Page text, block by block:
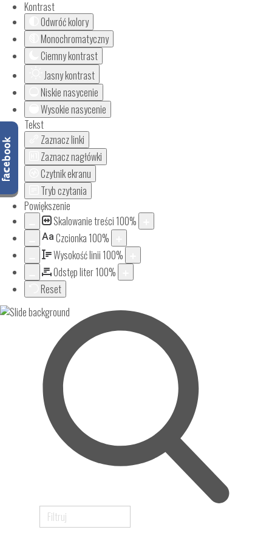
Kontrast
Odwróć kolory
Monochromatyczny
Ciemny kontrast
Jasny kontrast
Niskie nasycenie
Wysokie nasycenie
Tekst
Zaznacz linki
Zaznacz nagłówki
Czytnik ekranu
Tryb czytania
Powiększenie
Skalowanie treści 100%
Aa Czcionka 100%
Wysokość linii 100%
Odstęp liter100%
Reset